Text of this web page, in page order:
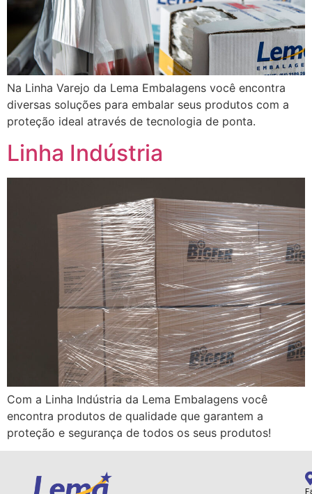
Na Linha Varejo da Lema Embalagens você encontra
diversas soluções para embalar seus produtos com a
proteção ideal através de tecnologia de ponta.
Linha Indústria
Com a Linha Indústria da Lema Embalagens você
encontra produtos de qualidade que garantem a
proteção e segurança de todos os seus produtos!